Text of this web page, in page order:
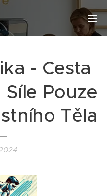
- Cesta
Síle Pouze
Těla